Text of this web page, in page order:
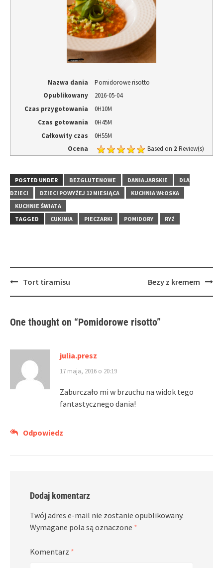
Nazwa dania
Pomidorowe risotto
Opublikowany
2016-05-04
Czas przygotowania
0H10M
Czas gotowania
0H45M
Całkowity czas
0H55M
Ocena
Based on 2Review(s)
POSTED UNDER BEZGLUTENOWE DANIA JARSKIE
DLA
DZIECI
DZIECI POWYŻEJ 12 MIESIĄCA
KUCHNIA WŁOSKA
KUCHNIE ŚWIATA
TAGGED
CUKINIA PIECZARKI POMIDORY RYŻ
PostTort tiramisu Bezy z kremem
One thought on “Pomidorowe risotto”
julia.presz
17 maja, 2016 o 20:19
Zaburczało mi w brzuchu na widok tego
fantastycznego dania!
Odpowiedz
Dodaj komentarz
Twój adres e-mail nie zostanie opublikowany.
Wymagane pola są oznaczone *
Komentarz *